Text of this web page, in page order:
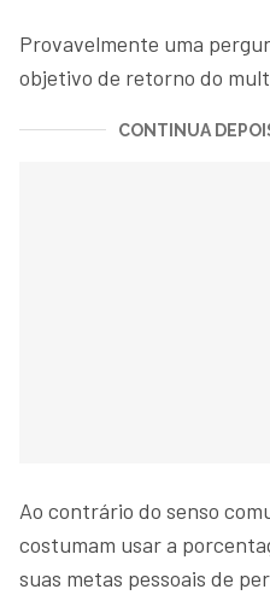
Provavelmente uma
objetivo de retorno do
CONTINUA
Ao contrário do senso
costumam usar a
suas metas pessoais de